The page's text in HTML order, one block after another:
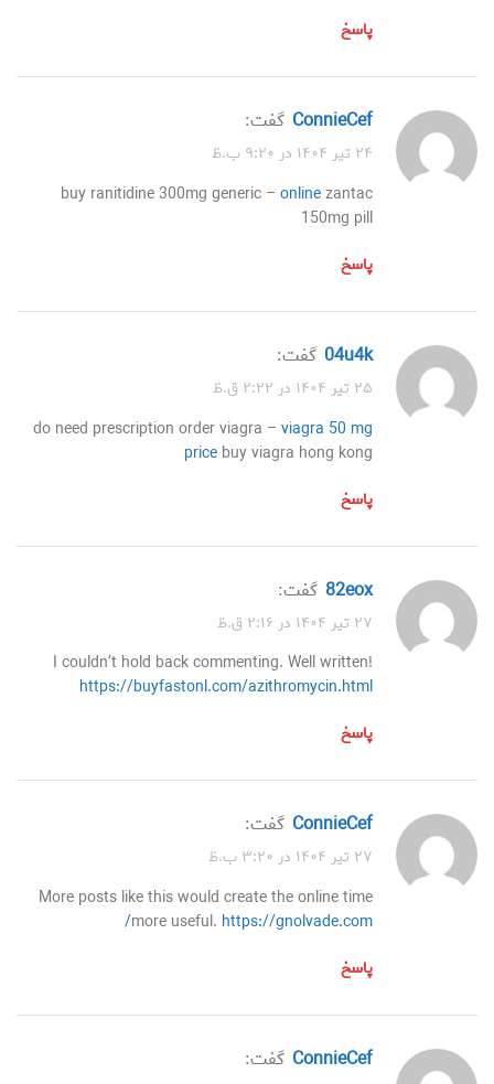
پاسخ
ConnieCef گفت:
۲۴ تیر ۱۴۰۴ در ۹:۲۰ ب.ظ
buy ranitidine 300mg generic – onlinezantac
150mg pill
پاسخ
04u4k گفت:
۲۵ تیر ۱۴۰۴ در ۲:۲۲ ق.ظ
do need prescription order viagra – viagra 50 mg
price buy viagra hong kong
پاسخ
82eox گفت:
۲۷ تیر ۱۴۰۴ در ۲:۱۶ ق.ظ
I couldn’t hold back commenting. Well written!
https://buyfastonl.com/azithromycin.html
پاسخ
ConnieCef گفت:
۲۷ تیر ۱۴۰۴ در ۳:۲۰ ب.ظ
More posts like this would create the online time
more useful. https://gnolvade.com/
پاسخ
ConnieCef گفت: